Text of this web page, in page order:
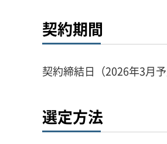
契約期間
契約締結日（2026年3月
選定方法